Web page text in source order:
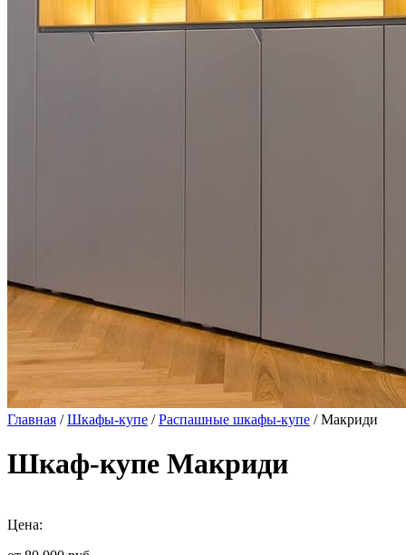
Главная /Шкафы-купе /Распашные шкафы-купе / Макриди
Шкаф-купе Макриди
Цена: